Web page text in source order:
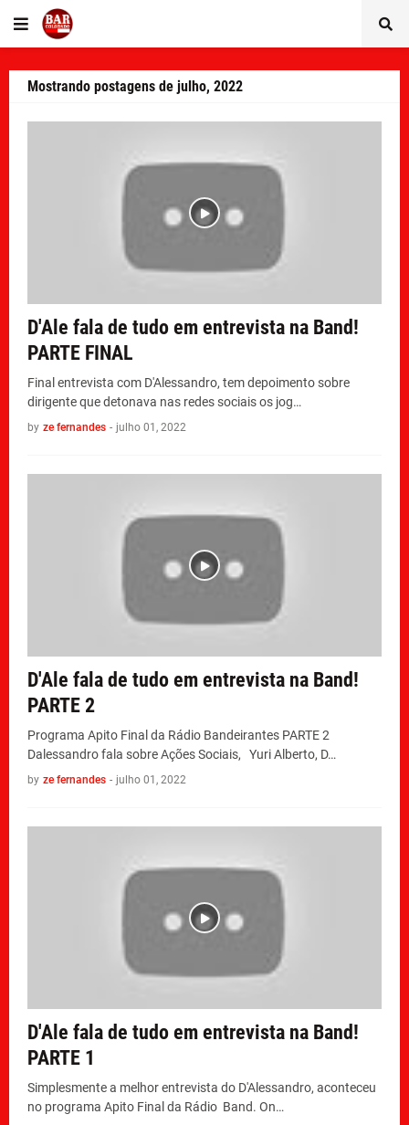
Mostrando postagens de julho, 2022
D'Ale fala de tudo em entrevista na Band!
PARTE FINAL
Final entrevista com D'Alessandro, tem depoimento sobre
dirigente que detonava nas redes sociais os jog…
by ze fernandes - julho 01, 2022
D'Ale fala de tudo em entrevista na Band!
PARTE 2
Programa Apito Final da Rádio Bandeirantes PARTE 2
Dalessandro fala sobre Ações Sociais, Yuri Alberto, D…
by ze fernandes - julho 01, 2022
D'Ale fala de tudo em entrevista na Band!
PARTE 1
Simplesmente a melhor entrevista do D'Alessandro, aconteceu
no programa Apito Final da Rádio Band. On…